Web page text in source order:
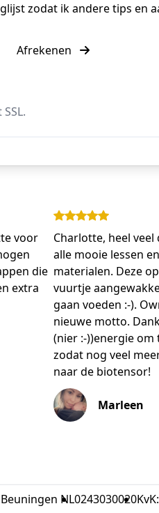
zodat ik andere tips en
Afrekenen
voor
die
extra
Charlotte, heel
alle mooie lessen
materialen. Deze
vuurtje
gaan voeden :-).
nieuwe motto.
(nier :-))energie
zodat nog veel
naar de biotensor!
Marleen
NL0243030020